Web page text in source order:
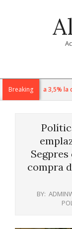
Navigation
MenuBreaking
de 1% a 3,5% la
compra
BY: